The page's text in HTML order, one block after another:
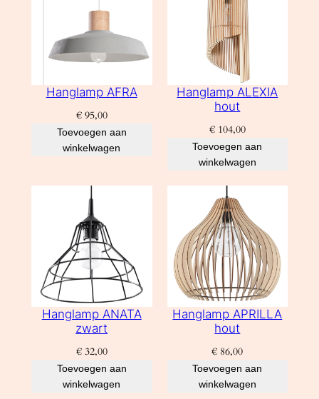
Hanglamp AFRA
€95,00
Toevoegen aan
winkelwagen
Hanglamp ALEXIA
hout
€104,00
Toevoegen aan
winkelwagen
Hanglamp ANATA
zwart
€32,00
Toevoegen aan
winkelwagen
Hanglamp APRILLA
hout
€ 86,00
Toevoegen aan
winkelwagen